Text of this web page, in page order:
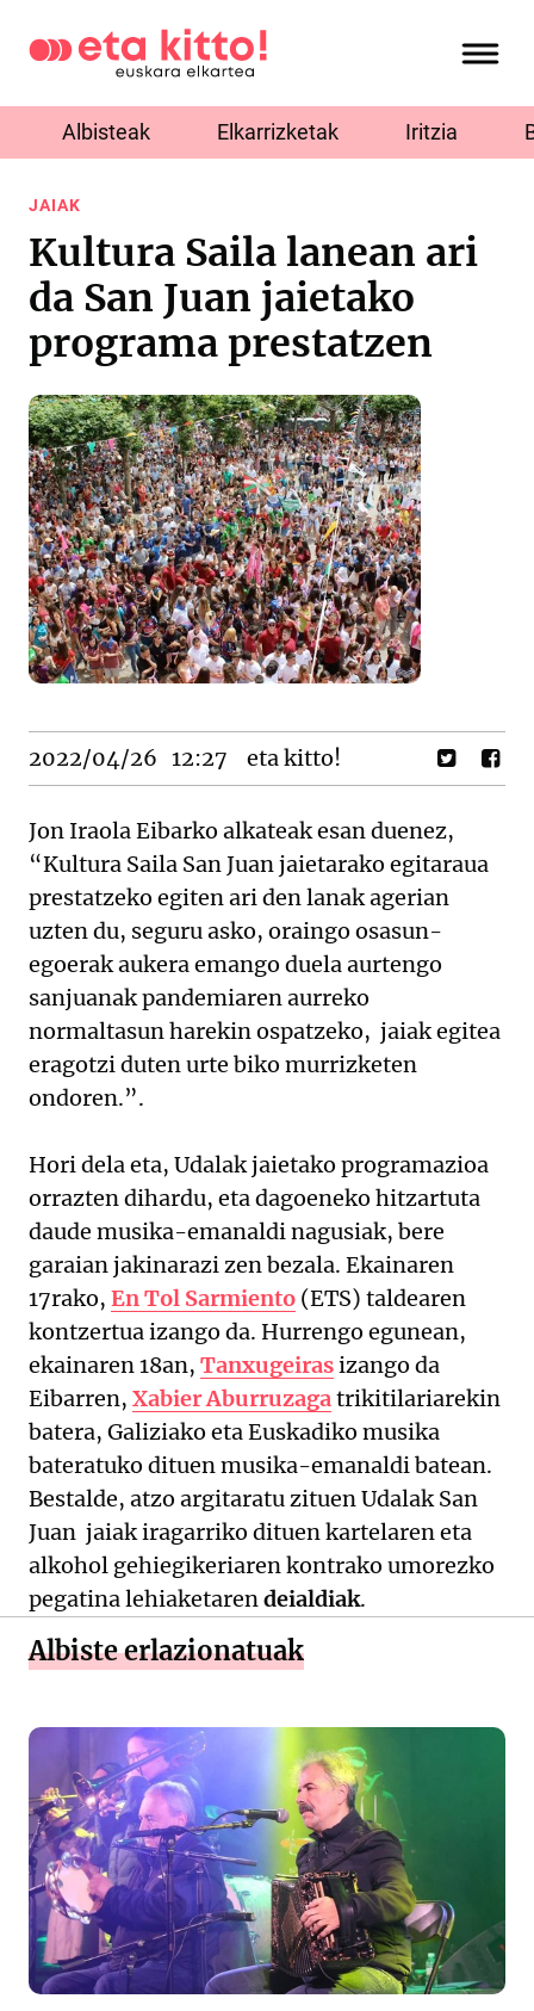
Albisteak Elkarrizketak Iritzia
JAIAK
Kultura Saila lanean ari
da San Juan jaietako
programa prestatzen
2022/04/26 12:27 eta kitto!
Jon Iraola Eibarko alkateak esan duenez,
“Kultura Saila San Juan jaietarako egitaraua
prestatzeko egiten ari den lanak agerian
uzten du, seguru asko, oraingo osasun-
egoerak aukera emango duela aurtengo
sanjuanak pandemiaren aurreko
normaltasun harekin ospatzeko, jaiak egitea
eragotzi duten urte biko murrizketen
ondoren.”.
Hori dela eta, Udalak jaietako programazioa
orrazten dihardu, eta dagoeneko hitzartuta
daude musika-emanaldi nagusiak, bere
garaian jakinarazi zen bezala. Ekainaren
17rako, En Tol Sarmiento (ETS) taldearen
kontzertua izango da. Hurrengo egunean,
ekainaren 18an, Tanxugeirasizango da
Eibarren, Xabier Aburruzagatrikitilariarekin
batera, Galiziako eta Euskadiko musika
bateratuko dituen musika-emanaldi batean.
Bestalde, atzo argitaratu zituen Udalak San
Juan jaiak iragarriko dituen kartelaren eta
alkohol gehiegikeriaren kontrako umorezko
pegatina lehiaketarendeialdiak.
Albiste erlazionatuak